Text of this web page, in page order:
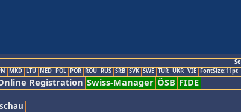
MKD LTU NED POL POR ROU RUS SRB SVK SWE TUR UKR VIE FontSize:11pt
Registration Swiss-Manager ÖSB FIDE